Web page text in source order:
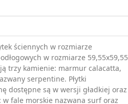
ściennych w rozmiarze
w rozmiarze 59,55x59,55
trzy kamienie: marmur calacatta,
serpentine. Płytki
dostępne są w wersji gładkiej oraz
fale morskie nazwana surf oraz